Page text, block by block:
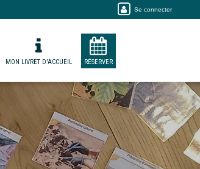
Se connecter
MON LIVRET D'ACCUEIL RÉSERVER